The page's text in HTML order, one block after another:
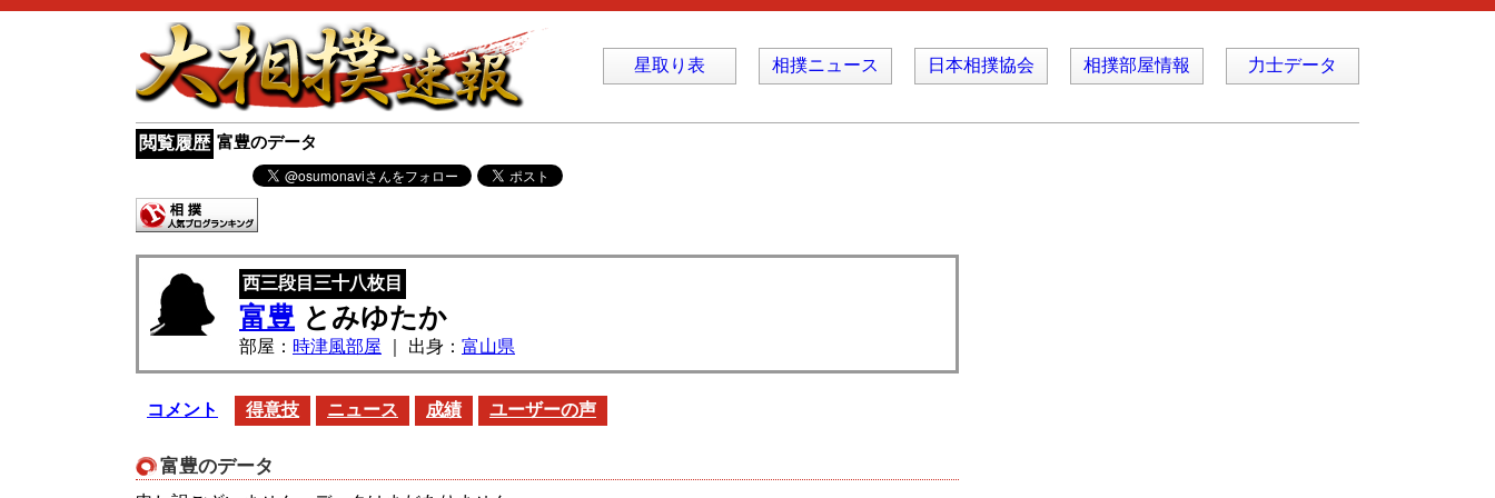
力士データ
相撲部屋情報
日本相撲協会
相撲ニュース
星取り表
閲覧履歴 富豊のデータ
西三段目三十八枚目
富豊 とみゆたか
部屋： 時津風部屋 ｜ 出身： 富山県
コメント 得意技 ニュース 成績 ユーザーの声
富豊のデータ